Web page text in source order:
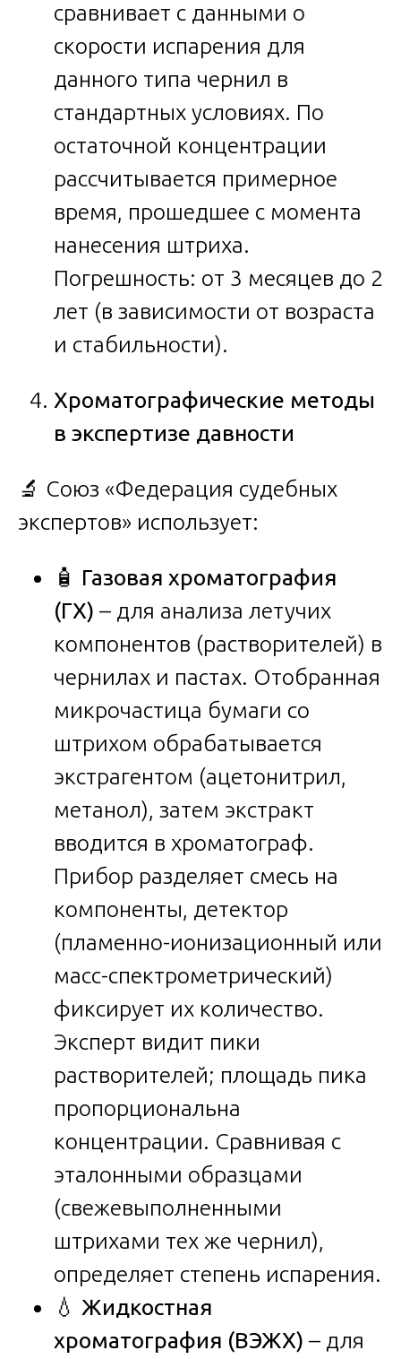
сравнивает с данными о
скорости испарения для
данного типа чернил в
стандартных условиях. По
остаточной концентрации
рассчитывается примерное
время, прошедшее с момента
нанесения штриха.
Погрешность: от 3 месяцев до 2
лет (в зависимости от возраста
и стабильности).
Хроматографические методы
в экспертизе давности
🔬 Союз «Федерация судебных
экспертов» использует:
🧴 Газовая хроматография
(ГХ) – для анализа летучих
компонентов (растворителей) в
чернилах и пастах. Отобранная
микрочастица бумаги со
штрихом обрабатывается
экстрагентом (ацетонитрил,
метанол), затем экстракт
вводится в хроматограф.
Прибор разделяет смесь на
компоненты, детектор
(пламенно-ионизационный или
масс-спектрометрический)
фиксирует их количество.
Эксперт видит пики
растворителей; площадь пика
пропорциональна
концентрации. Сравнивая с
эталонными образцами
(свежевыполненными
штрихами тех же чернил),
определяет степень испарения.
💧 Жидкостная
хроматография (ВЭЖХ) – для